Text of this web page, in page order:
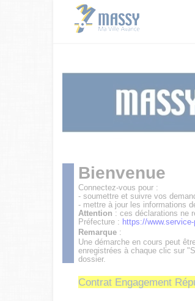
Bienvenue
Connectez-vous pour :
- soumettre et suivre vos
- mettre à jour les informations
Attention : ces déclarations ne
Préfecture : https://
Remarque :
Une démarche en cours peut
enregistrées à chaque clic sur
dossier.
Contrat Engagement